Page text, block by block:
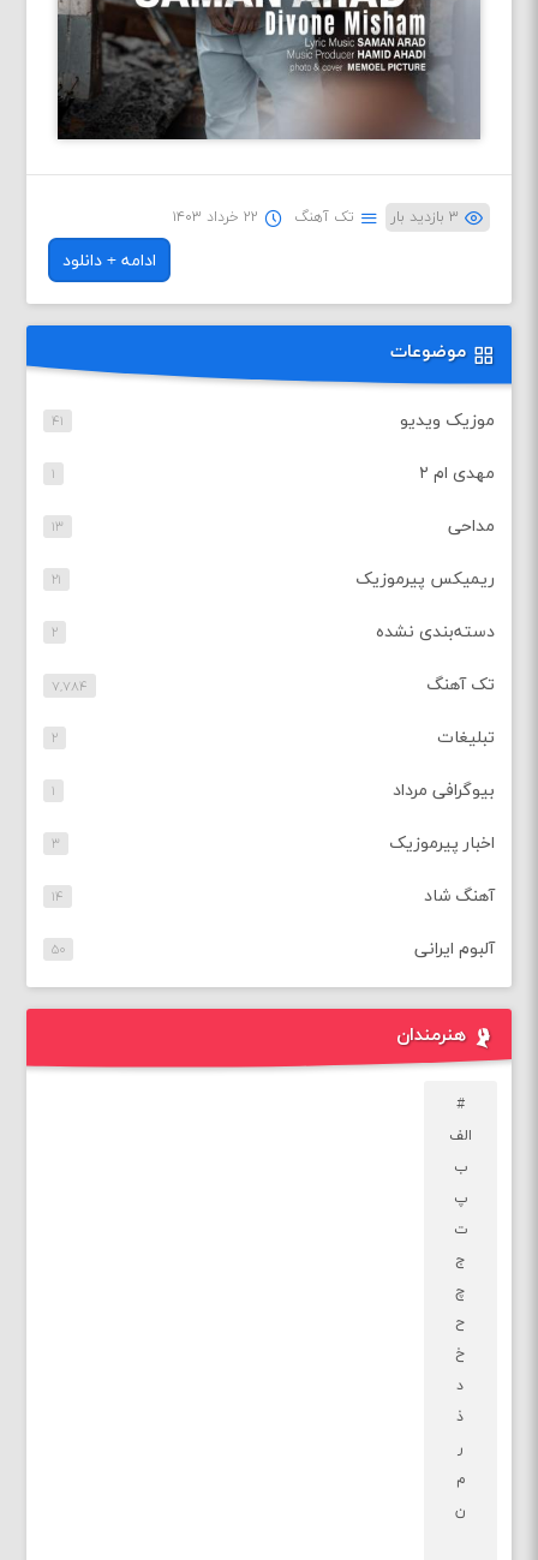
۳ بازدید بار تک آهنگ ۲۲ خرداد ۱۴۰۳
ادامه + دانلود
موضوعات
موزیک ویدیو ۴۱
مهدی ام ۲ ۱
مداحی ۱۳
ریمیکس پیرموزیک ۲۱
دسته‌بندی نشده ۲
تک آهنگ ۷,۷۸۴
تبلیغات ۲
بیوگرافی مرداد ۱
اخبار پیرموزیک ۳
آهنگ شاد ۱۴
آلبوم ایرانی ۵۰
هنرمندان
#
الف
ب
پ
ت
ج
چ
ح
خ
د
ذ
ر
م
ن